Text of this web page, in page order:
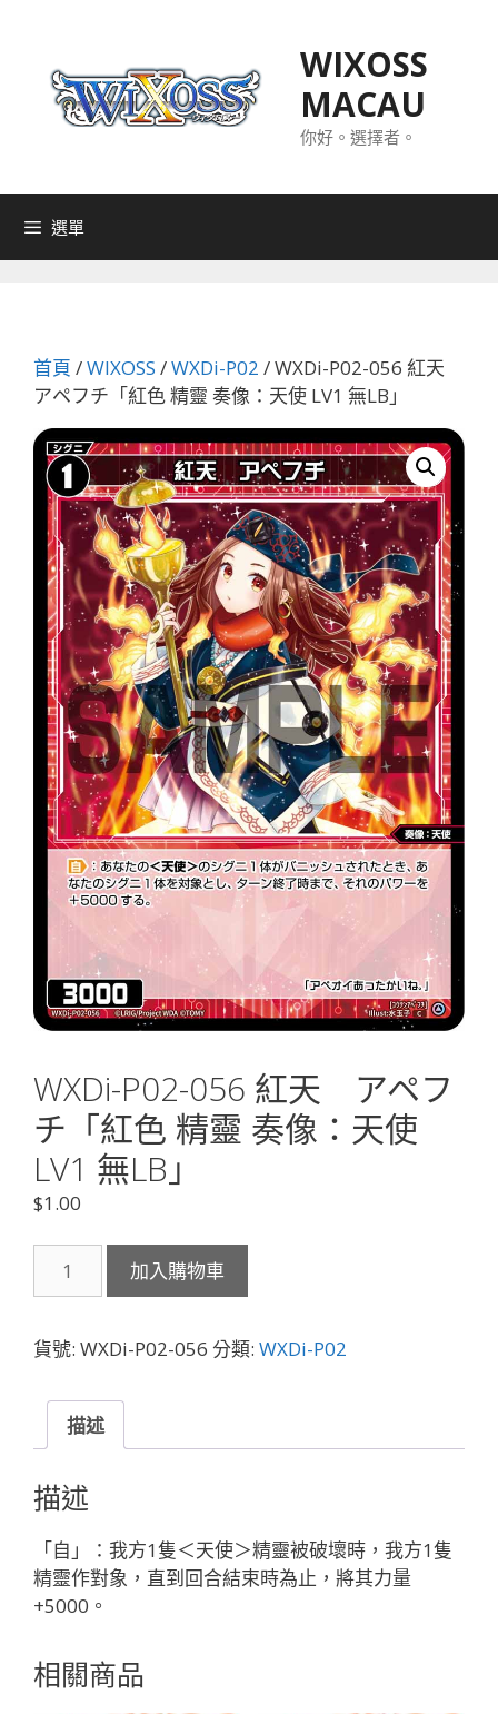
WIXOSS
MACAU
你好。選擇者。
選單
首頁 /WIXOSS /WXDi-P02 / WXDi-P02-056 紅天
アペフチ「紅色 精靈 奏像：天使 LV1 無LB」
WXDi-P02-056 紅天 アペフ
チ「紅色 精靈 奏像：天使
LV1 無LB」
$1.00
P02-
紅
ア
フ
チ
「紅
色
精
靈
奏
天
加入購物車
貨號: WXDi-P02-056 分類: WXDi-P02
描述
描述
「自」：我方1隻＜天使＞精靈被破壞時，我方1隻
精靈作對象，直到回合結束時為止，將其力量
+5000。
相關商品